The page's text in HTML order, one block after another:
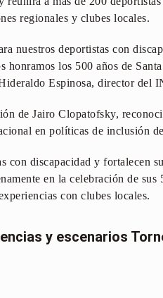
regionales y clubes locales.
nuestros deportistas con
honramos los 500 años de
Espinosa, director del
de Jairo Clopatofsky,
en políticas de inclusión
con discapacidad y fortalecen
en la celebración de
con clubes locales.
y escenarios